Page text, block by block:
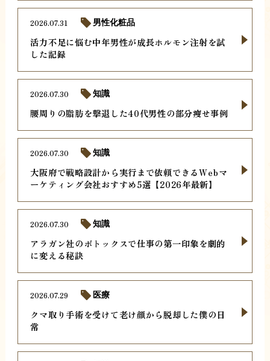
活力不足に悩む中年男性が成長ホルモン注射を試
した記録
2026.07.31 男性化粧品
腰周りの脂肪を撃退した40代男性の部分痩せ事例
2026.07.30 知識
大阪府で戦略設計から実行まで依頼できるWebマ
ーケティング会社おすすめ5選【2026年最新】
2026.07.30 知識
アラガン社のボトックスで仕事の第一印象を劇的
に変える秘訣
2026.07.30 知識
クマ取り手術を受けて老け顔から脱却した僕の日
常
2026.07.29 医療